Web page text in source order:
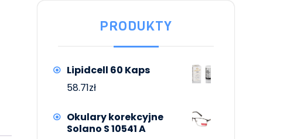
PRODUKTY
Lipidcell 60 Kaps
58.71zł
Okulary korekcyjne
Solano S 10541 A